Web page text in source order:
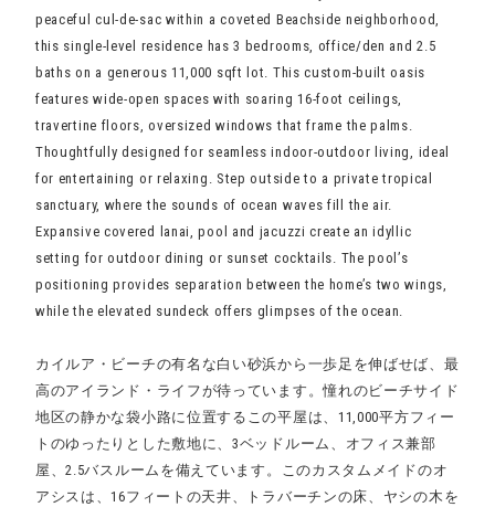
peaceful cul-de-sac within a coveted Beachside neighborhood,
this single-level residence has 3 bedrooms, office/den and 2.5
baths on a generous 11,000 sqft lot. This custom-built oasis
features wide-open spaces with soaring 16-foot ceilings,
travertine floors, oversized windows that frame the palms.
Thoughtfully designed for seamless indoor-outdoor living, ideal
for entertaining or relaxing. Step outside to a private tropical
sanctuary, where the sounds of ocean waves fill the air.
Expansive covered lanai, pool and jacuzzi create an idyllic
setting for outdoor dining or sunset cocktails. The pool’s
positioning provides separation between the home’s two wings,
while the elevated sundeck offers glimpses of the ocean.
カイルア・ビーチの有名な白い砂浜から一歩足を伸ばせば、最
高のアイランド・ライフが待っています。憧れのビーチサイド
地区の静かな袋小路に位置するこの平屋は、11,000平方フィー
トのゆったりとした敷地に、3ベッドルーム、オフィス兼部
屋、2.5バスルームを備えています。このカスタムメイドのオ
アシスは、16フィートの天井、トラバーチンの床、ヤシの木を